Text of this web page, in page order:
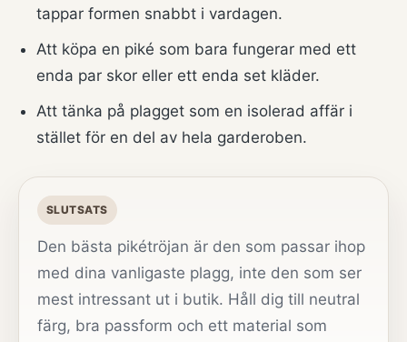
tappar formen snabbt i vardagen.
Att köpa en piké som bara fungerar med ett
enda par skor eller ett enda set kläder.
Att tänka på plagget som en isolerad affär i
stället för en del av hela garderoben.
SLUTSATS
Den bästa pikétröjan är den som passar ihop
med dina vanligaste plagg, inte den som ser
mest intressant ut i butik. Håll dig till neutral
färg, bra passform och ett material som